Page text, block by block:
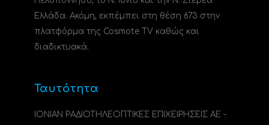
Ελλάδα. Ακόμη, εκπέμπει στη θέση 673 στην
πλατφόρμα της Cosmote TV καθώς και
διαδικτυακά.
Ταυτότητα
ΙΟΝΙΑΝ ΡΑΔΙΟΤΗΛΕΟΠΤΙΚΕΣ ΕΠΙΧΕΙΡΗΣΕΙΣ ΑΕ -